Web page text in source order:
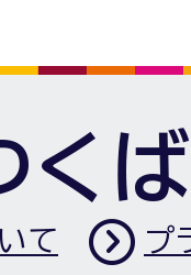
く
て プ